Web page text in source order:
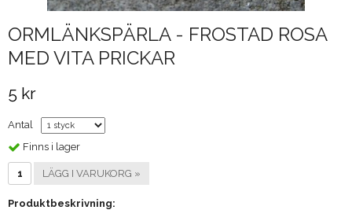
ORMLÄNKSPÄRLA - FROSTAD ROSA
MED VITA PRICKAR
5 kr
Antal
Finns i lager
LÄGG I VARUKORG »
Produktbeskrivning: